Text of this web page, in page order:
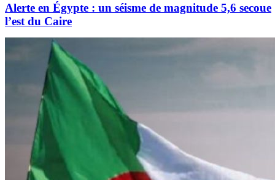
Alerte en Égypte : un séisme de magnitude 5,6 secoue
l’est du Caire